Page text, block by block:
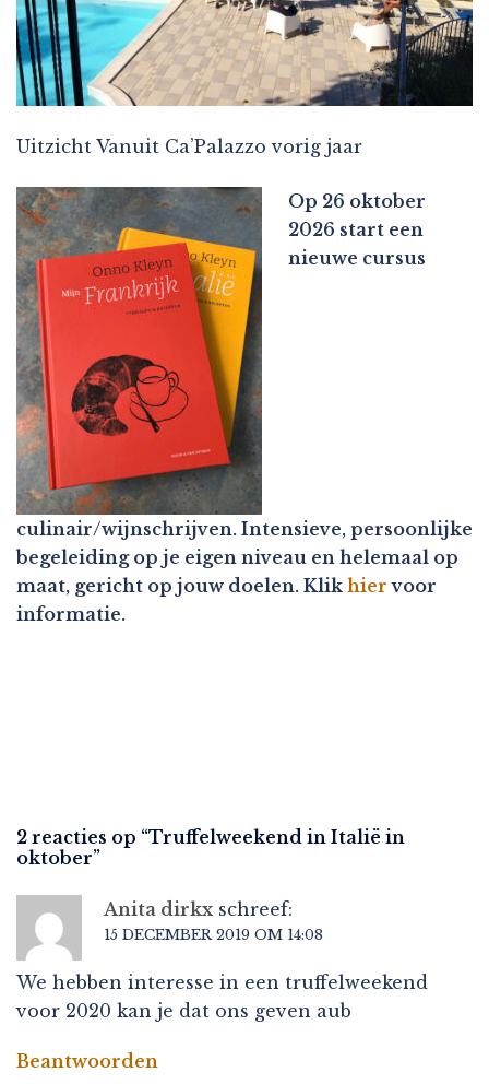
Uitzicht Vanuit Ca’Palazzo vorig jaar
Op 26 oktober
2026 start een
nieuwe cursus
culinair/wijnschrijven. Intensieve, persoonlijke
begeleiding op je eigen niveau en helemaal op
maat, gericht op jouw doelen. Klik hier voor
informatie.
2 reacties op “Truffelweekend in Italië in
oktober”
Anita dirkx schreef:
15 DECEMBER 2019 OM 14:08
We hebben interesse in een truffelweekend
voor 2020 kan je dat ons geven aub
Beantwoorden